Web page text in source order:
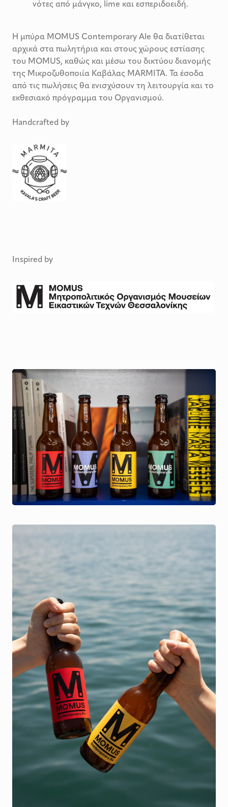
νότες από μάνγκο, lime και εσπεριδοειδή.
Η μπύρα MOMUS Contemporary Ale θα διατίθεται
αρχικά στα πωλητήρια και στους χώρους εστίασης
του MOMUS, καθώς και μέσω του δικτύου διανομής
της Μικροζυθοποιία Καβάλας MARMITA. Τα έσοδα
από τις πωλήσεις θα ενισχύσουν τη λειτουργία και το
εκθεσιακό πρόγραμμα του Οργανισμού.
Handcrafted by
Inspired by